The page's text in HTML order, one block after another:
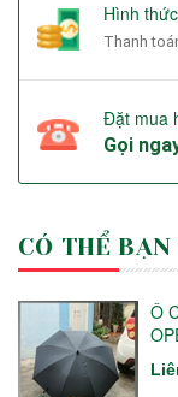
Hình
Thanh
Đặt mua
Gọi
CÓ THỂ
Ô